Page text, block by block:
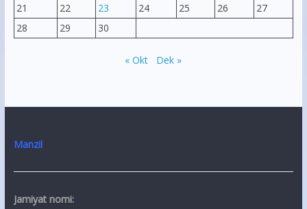
21
22 23 24 25 26
27
28
29 30
« Okt Dek »
Manzil
Jamiyat nomi: